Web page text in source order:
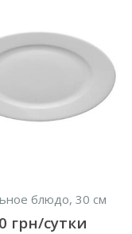
блюдо, 30 см
грн/сутки